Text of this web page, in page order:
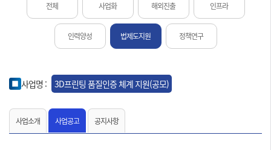
전체 사업화 해외진출 인프라
인력양성 법제도지원 정책연구
사업명 : 3D프린팅 품질인증 체계 지원(공모)
사업소개 사업공고 공지사항